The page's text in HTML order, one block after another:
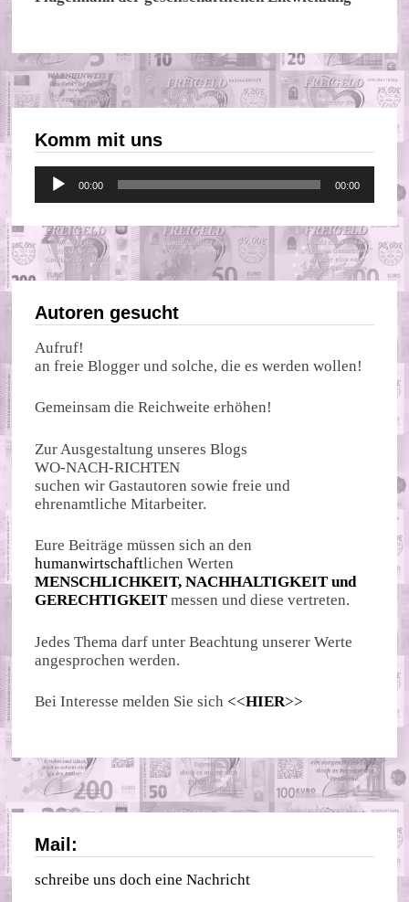
Komm mit uns
Audio-
Player
00:00 00:00
Autoren gesucht
Aufruf!
an freie Blogger und solche, die es werden wollen!
Gemeinsam die Reichweite erhöhen!
Zur Ausgestaltung unseres Blogs
WO-NACH-RICHTEN
suchen wir Gastautoren sowie freie und
ehrenamtliche Mitarbeiter.
Eure Beiträge müssen sich an den
humanwirtschaftlichen Werten
MENSCHLICHKEIT, NACHHALTIGKEIT und
GERECHTIGKEIT messen und diese vertreten.
Jedes Thema darf unter Beachtung unserer Werte
angesprochen werden.
Bei Interesse melden Sie sich <<HIER>>
Mail:
schreibe uns doch eine Nachricht